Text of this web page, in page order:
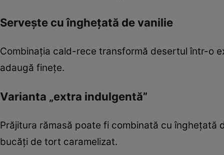
Servește cu înghețată de vanilie
Combinația cald-rece transformă desertul într-o
adaugă finețe.
Varianta „extra indulgentă”
Prăjitura rămasă poate fi combinată cu
bucăți de tort caramelizat.